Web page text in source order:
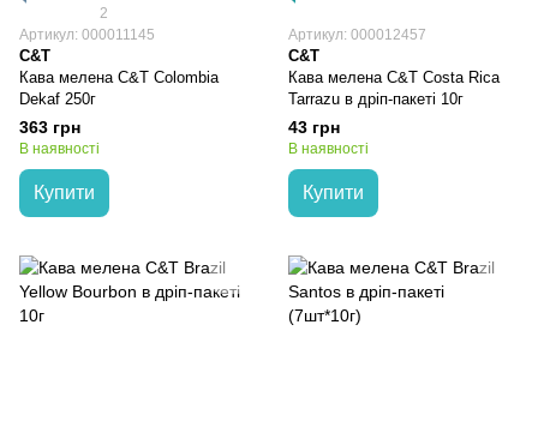
2
Артикул: 000011145
C&T
Кава мелена C&T Colombia
Dekaf 250г
363 грн
В наявності
Купити
Артикул: 000012457
C&T
Кава мелена C&T Costa Rica
Tarrazu в дріп-пакеті 10г
43 грн
В наявності
Купити